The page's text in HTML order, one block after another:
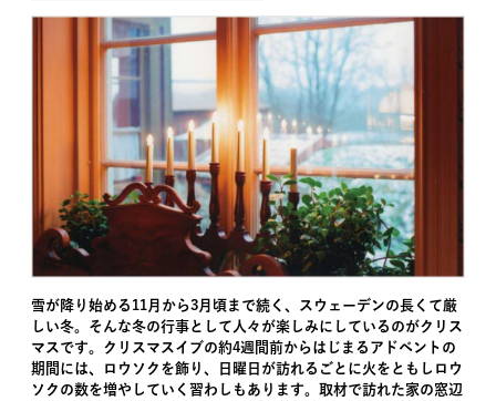
雪が降り始める11月から3月頃まで続く、スウェーデンの長くて厳
しい冬。そんな冬の行事として人々が楽しみにしているのがクリス
マスです。クリスマスイブの約4週間前からはじまるアドベントの
期間には、ロウソクを飾り、日曜日が訪れるごとに火をともしロウ
ソクの数を増やしていく習わしもあります。取材で訪れた家の窓辺